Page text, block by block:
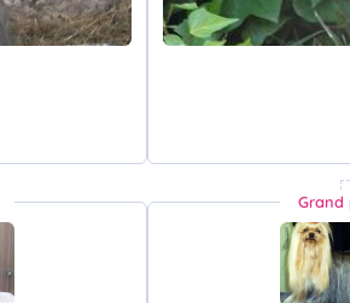
Grand